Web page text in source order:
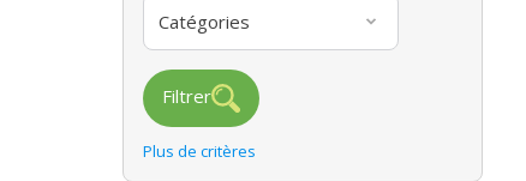
Catégories
Filtrer
Plus de critères